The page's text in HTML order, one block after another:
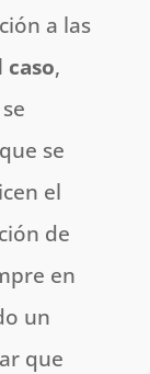
a las
,
se
el
de
en
un
que